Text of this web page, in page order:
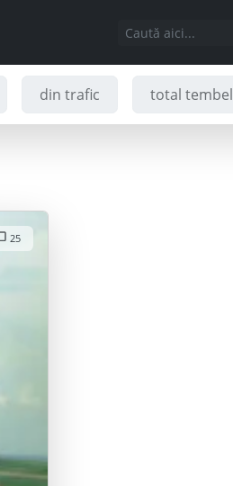
din trafic total tembel
25